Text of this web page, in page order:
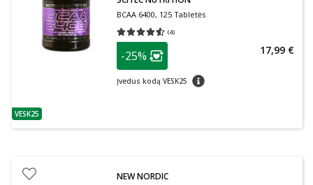
patarimas
VESK25
BCAA 6400, 125 Tabletės
(4)
Vidutinis įvertinimas 4.50
patarimas
Lojalumo klubo narių nuolaida
-25%
Įvedus kodą VESK25 patarimas
17,99 €
NEW NORDIC